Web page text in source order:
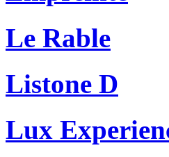
Le Rable
Listone D
Lux